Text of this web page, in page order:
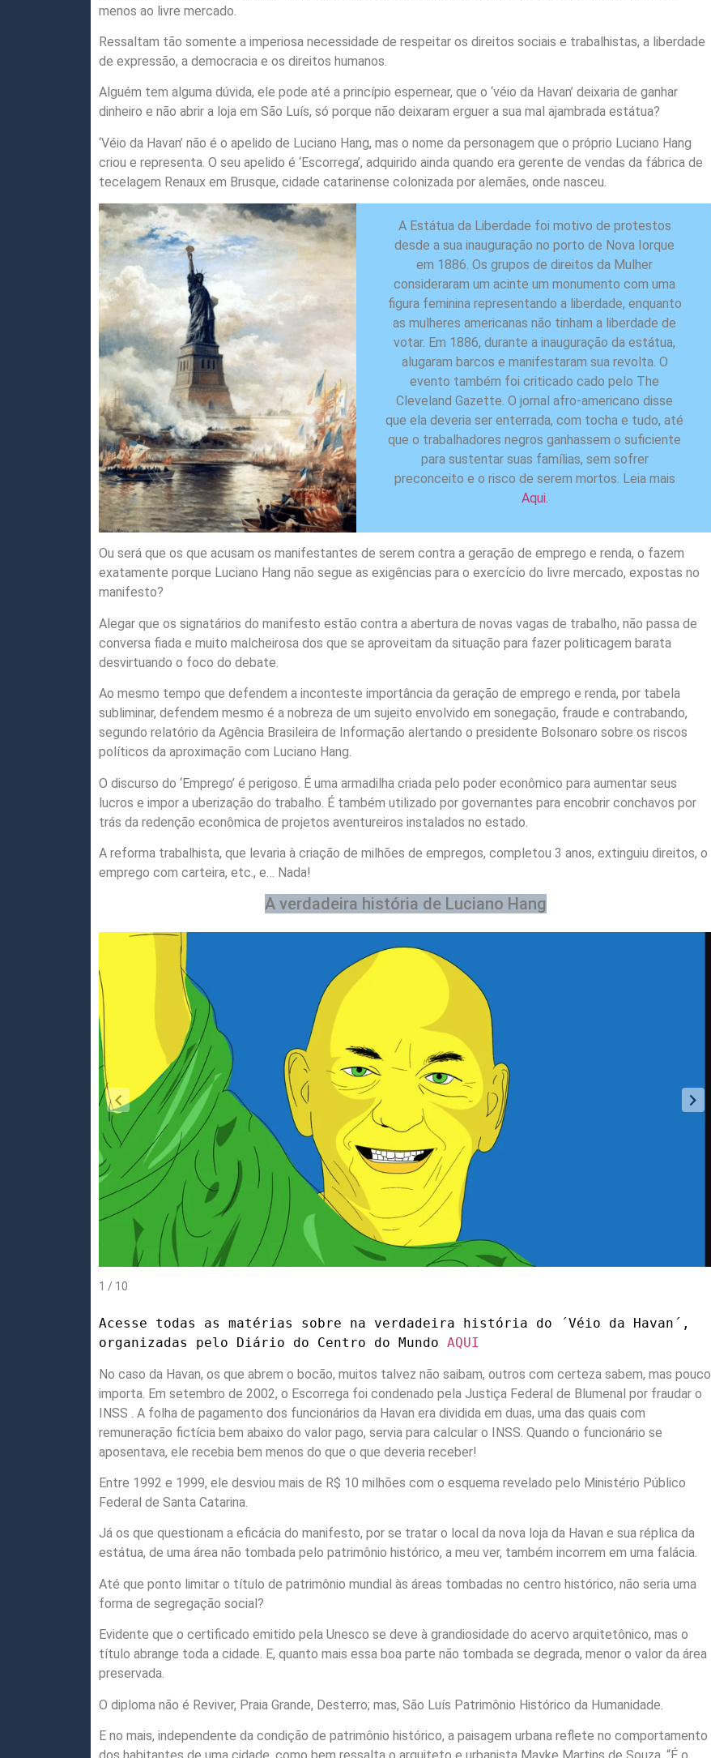
menos ao livre mercado.
Ressaltam tão somente a imperiosa necessidade de respeitar os direitos sociais e trabalhistas, a liberdade
de expressão, a democracia e os direitos humanos.
Alguém tem alguma dúvida, ele pode até a princípio espernear, que o ‘véio da Havan’ deixaria de ganhar
dinheiro e não abrir a loja em São Luís, só porque não deixaram erguer a sua mal ajambrada estátua?
‘Véio da Havan’ não é o apelido de Luciano Hang, mas o nome da personagem que o próprio Luciano Hang
criou e representa. O seu apelido é ‘Escorrega’, adquirido ainda quando era gerente de vendas da fábrica de
tecelagem Renaux em Brusque, cidade catarinense colonizada por alemães, onde nasceu.
A Estátua da Liberdade foi motivo de protestos
desde a sua inauguração no porto de Nova Iorque
em 1886. Os grupos de direitos da Mulher
consideraram um acinte um monumento com uma
figura feminina representando a liberdade, enquanto
as mulheres americanas não tinham a liberdade de
votar. Em 1886, durante a inauguração da estátua,
alugaram barcos e manifestaram sua revolta. O
evento também foi criticado cado pelo The
Cleveland Gazette. O jornal afro-americano disse
que ela deveria ser enterrada, com tocha e tudo, até
que o trabalhadores negros ganhassem o suficiente
para sustentar suas famílias, sem sofrer
preconceito e o risco de serem mortos. Leia mais
Aqui.
Ou será que os que acusam os manifestantes de serem contra a geração de emprego e renda, o fazem
exatamente porque Luciano Hang não segue as exigências para o exercício do livre mercado, expostas no
manifesto?
Alegar que os signatários do manifesto estão contra a abertura de novas vagas de trabalho, não passa de
conversa fiada e muito malcheirosa dos que se aproveitam da situação para fazer politicagem barata
desvirtuando o foco do debate.
Ao mesmo tempo que defendem a inconteste importância da geração de emprego e renda, por tabela
subliminar, defendem mesmo é a nobreza de um sujeito envolvido em sonegação, fraude e contrabando,
segundo relatório da Agência Brasileira de Informação alertando o presidente Bolsonaro sobre os riscos
políticos da aproximação com Luciano Hang.
O discurso do ‘Emprego’ é perigoso. É uma armadilha criada pelo poder econômico para aumentar seus
lucros e impor a uberização do trabalho. É também utilizado por governantes para encobrir conchavos por
trás da redenção econômica de projetos aventureiros instalados no estado.
A reforma trabalhista, que levaria à criação de milhões de empregos, completou 3 anos, extinguiu direitos, o
emprego com carteira, etc., e… Nada!
A verdadeira história de Luciano Hang
1 / 10
Acesse todas as matérias sobre na verdadeira história do ´Véio da Havan´,
organizadas pelo Diário do Centro do Mundo AQUI
No caso da Havan, os que abrem o bocão, muitos talvez não saibam, outros com certeza sabem, mas pouco
importa. Em setembro de 2002, o Escorrega foi condenado pela Justiça Federal de Blumenal por fraudar o
INSS . A folha de pagamento dos funcionários da Havan era dividida em duas, uma das quais com
remuneração fictícia bem abaixo do valor pago, servia para calcular o INSS. Quando o funcionário se
aposentava, ele recebia bem menos do que o que deveria receber!
Entre 1992 e 1999, ele desviou mais de R$ 10 milhões com o esquema revelado pelo Ministério Público
Federal de Santa Catarina.
Já os que questionam a eficácia do manifesto, por se tratar o local da nova loja da Havan e sua réplica da
estátua, de uma área não tombada pelo patrimônio histórico, a meu ver, também incorrem em uma falácia.
Até que ponto limitar o título de patrimônio mundial às áreas tombadas no centro histórico, não seria uma
forma de segregação social?
Evidente que o certificado emitido pela Unesco se deve à grandiosidade do acervo arquitetônico, mas o
título abrange toda a cidade. E, quanto mais essa boa parte não tombada se degrada, menor o valor da área
preservada.
O diploma não é Reviver, Praia Grande, Desterro; mas, São Luís Patrimônio Histórico da Humanidade.
E no mais, independente da condição de patrimônio histórico, a paisagem urbana reflete no comportamento